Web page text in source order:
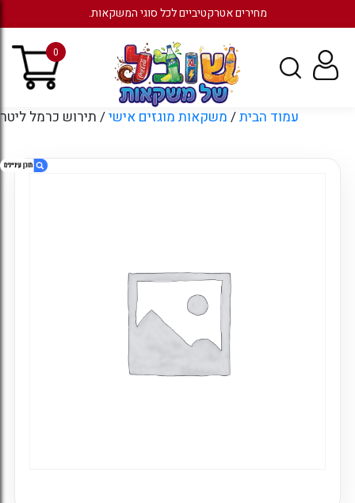
מחירים אטרקטיביים לכל סוגי המשקאות.
0
עמוד הבית/ משקאות מוגזים אישי/ תירוש כרמל ליטר